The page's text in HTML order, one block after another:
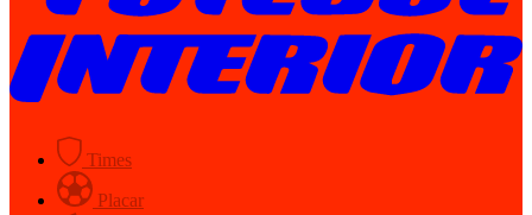
Times
Placar